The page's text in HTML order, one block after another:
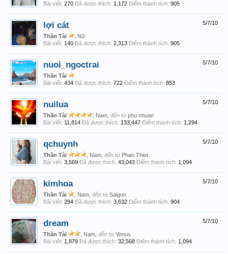
Bài viết: 270 Đã được thích: 1,172 Điểm thành tích: 905
5/7/10
lợi cát
Thần Tài
, Nữ
Bài viết: 140 Đã được thích: 2,313 Điểm thành tích: 905
5/7/10
nuoi_ngoctrai
Thần Tài
Bài viết: 434 Đã được thích: 722 Điểm thành tích: 853
5/7/10
nuilua
Thần Tài , Nam, đến từ phu nhuan
Bài viết: 11,814 Đã được thích: 133,447 Điểm thành tích: 1,294
5/7/10
qchuynh
Thần Tài , Nam, đến từ Phan Thiet
Bài viết: 3,569 Đã được thích: 43,043 Điểm thành tích: 1,094
5/7/10
kimhoa
Thần Tài , Nam, đến từ Saigon
Bài viết: 294 Đã được thích: 3,632 Điểm thành tích: 904
5/7/10
dream
Thần Tài , Nam, đến từ Venus
Bài viết: 1,879 Đã được thích: 32,568 Điểm thành tích: 1,094